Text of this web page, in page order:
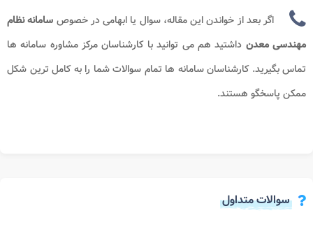
اگر بعد از خواندن این مقاله، سوال یا ابهامی در خصوص سامانه نظام
مهندسی معدن داشتید هم می توانید با کارشناسان مرکز مشاوره سامانه ها
تماس بگیرید. کارشناسان سامانه ها تمام سوالات شما را به کامل ترین شکل
ممکن پاسخگو هستند.
سوالات متداول